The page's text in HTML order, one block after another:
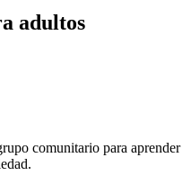
adultos
comunitario para aprender